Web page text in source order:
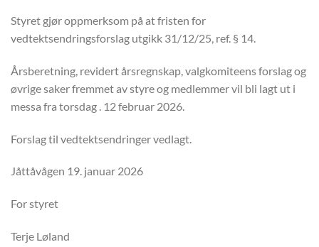
Styret gjør oppmerksom på at fristen for
vedtektsendringsforslag utgikk 31/12/25, ref. § 14.
Årsberetning, revidert årsregnskap, valgkomiteens forslag og
øvrige saker fremmet av styre og medlemmer vil bli lagt ut i
messa fra torsdag . 12 februar 2026.
Forslag til vedtektsendringer vedlagt.
Jåttåvågen 19. januar 2026
For styret
Terje Løland